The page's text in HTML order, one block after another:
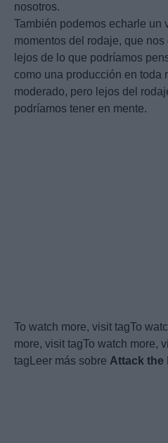
nosotros.
También podemos echarle un
momentos del rodaje, que
lejos de lo que podríamos
como una producción en toda
moderado, pero lejos del
podríamos tener en mente.
To watch more, visit tagTo
more, visit tagTo watch more,
tagLeer más sobre Attack the